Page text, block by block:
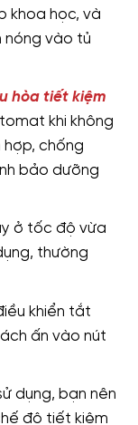
khoa học, và
nóng vào tủ
hòa tiết kiệm
khi không
hợp, chống
bảo dưỡng
ở tốc độ vừa
thường
khiển tắt
ấn vào nút
dụng, bạn nên
độ tiết kiệm